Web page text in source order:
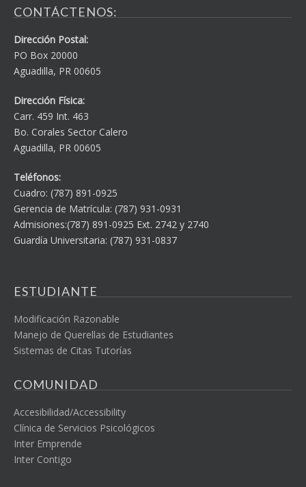
CONTÁCTENOS:
Dirección Postal:
PO Box 20000
Aguadilla, PR 00605
Dirección Física:
Carr. 459 Int. 463
Bo. Corales Sector Calero
Aguadilla, PR 00605
Teléfonos:
Cuadro: (787) 891-0925
Gerencia de Matrícula: (787) 931-0931
Admisiones:(787) 891-0925 Ext. 2742 y 2740
Guardía Universitaria: (787) 931-0837
ESTUDIANTE
Modificación Razonable
Manejo de Querellas de Estudiantes
Sistemas de Citas Tutorías
COMUNIDAD
Accesibilidad/Accessibility
Clínica de Servicios Psicológicos
Inter Emprende
Inter Contigo